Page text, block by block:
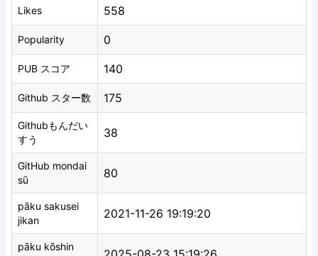
Likes 558
Popularity 0
PUB スコア 140
Github スター数 175
Githubもんだい
すう
38
GitHub mondai
sū
80
pāku sakusei
jikan
2021-11-26 19:19:20
pāku kōshin